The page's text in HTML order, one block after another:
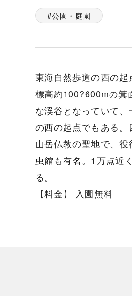
公園・庭園
東海自然歩道の西の起
標高約100?600mの箕
な渓谷となっていて
の西の起点でもある
山岳仏教の聖地で、
虫館も有名。1万点近
る。
【料金】 入園無料